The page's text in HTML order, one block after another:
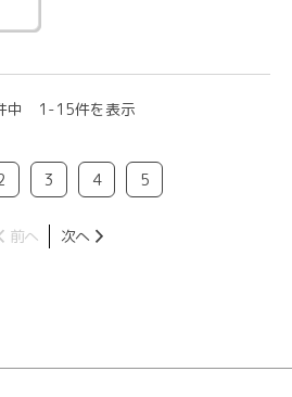
中 1-15件を表示
3 4 5
前へ 次へ